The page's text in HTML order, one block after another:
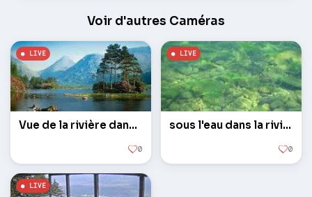
Voir d'autres Caméras
Vue de la rivière dans Katmai National Preserve
0
sous l'eau dans la rivière de montagne Katmai
0